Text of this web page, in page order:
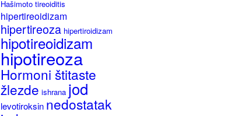
Hašimoto tireoiditis
hipertireoidizam
hipertireoza hipertiroidizam
hipotireoidizam
hipotireoza
Hormoni štitaste
žlezde ishrana jod
levotiroksin nedostatak